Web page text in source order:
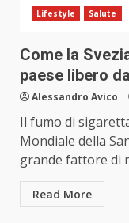
Lifestyle Salute
Come la
paese libero
Alessandro Avico
Il fumo di
Mondiale della
grande fattore di
Read More